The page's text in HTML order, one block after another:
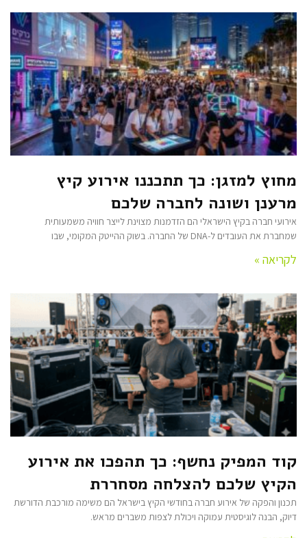
מחוץ למזגן: כך תתכננו אירוע קיץ
מרענן ושונה לחברה שלכם
אירועי חברה בקיץ הישראלי הם הזדמנות מצוינת לייצר חוויה משמעותית
שמחברת את העובדים ל-DNA של החברה. בשוק ההייטק המקומי, שבו
לקריאה »
קוד המפיק נחשף: כך תהפכו את אירוע
הקיץ שלכם להצלחה מסחררת
תכנון והפקה של אירוע חברה בחודשי הקיץ בישראל הם משימה מורכבת הדורשת
דיוק, הבנה לוגיסטית עמוקה ויכולת לצפות משברים מראש.